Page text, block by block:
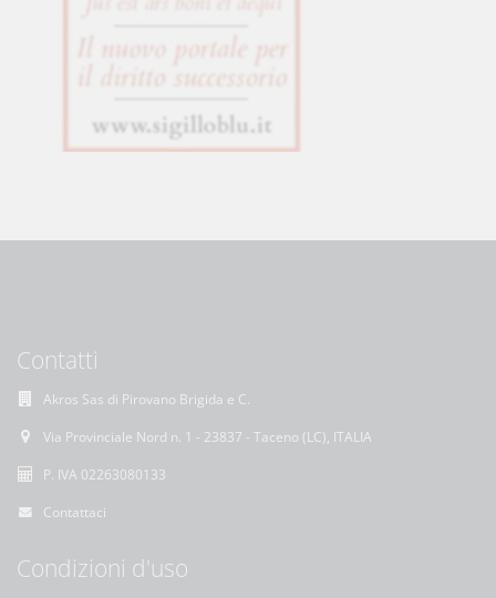
Contatti
Akros Sas di Pirovano Brigida e C.
Via Provinciale Nord n. 1 - 23837 - Taceno (LC), ITALIA
P. IVA 02263080133
Contattaci
Condizioni d'uso